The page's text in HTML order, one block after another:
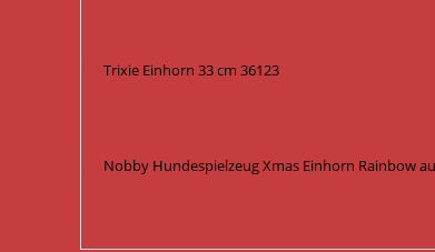
Trixie Einhorn 33 cm 36123
Nobby Hundespielzeug Xmas Einhorn Rainbow